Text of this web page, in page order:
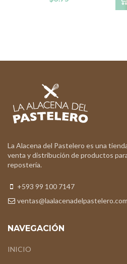
La Alacena del Pastelero es una
venta y distribución de productos
repostería.
+593 99 100 7147
ventas@laalacenadelpastelero.com
NAVEGACIÓN
INICIO